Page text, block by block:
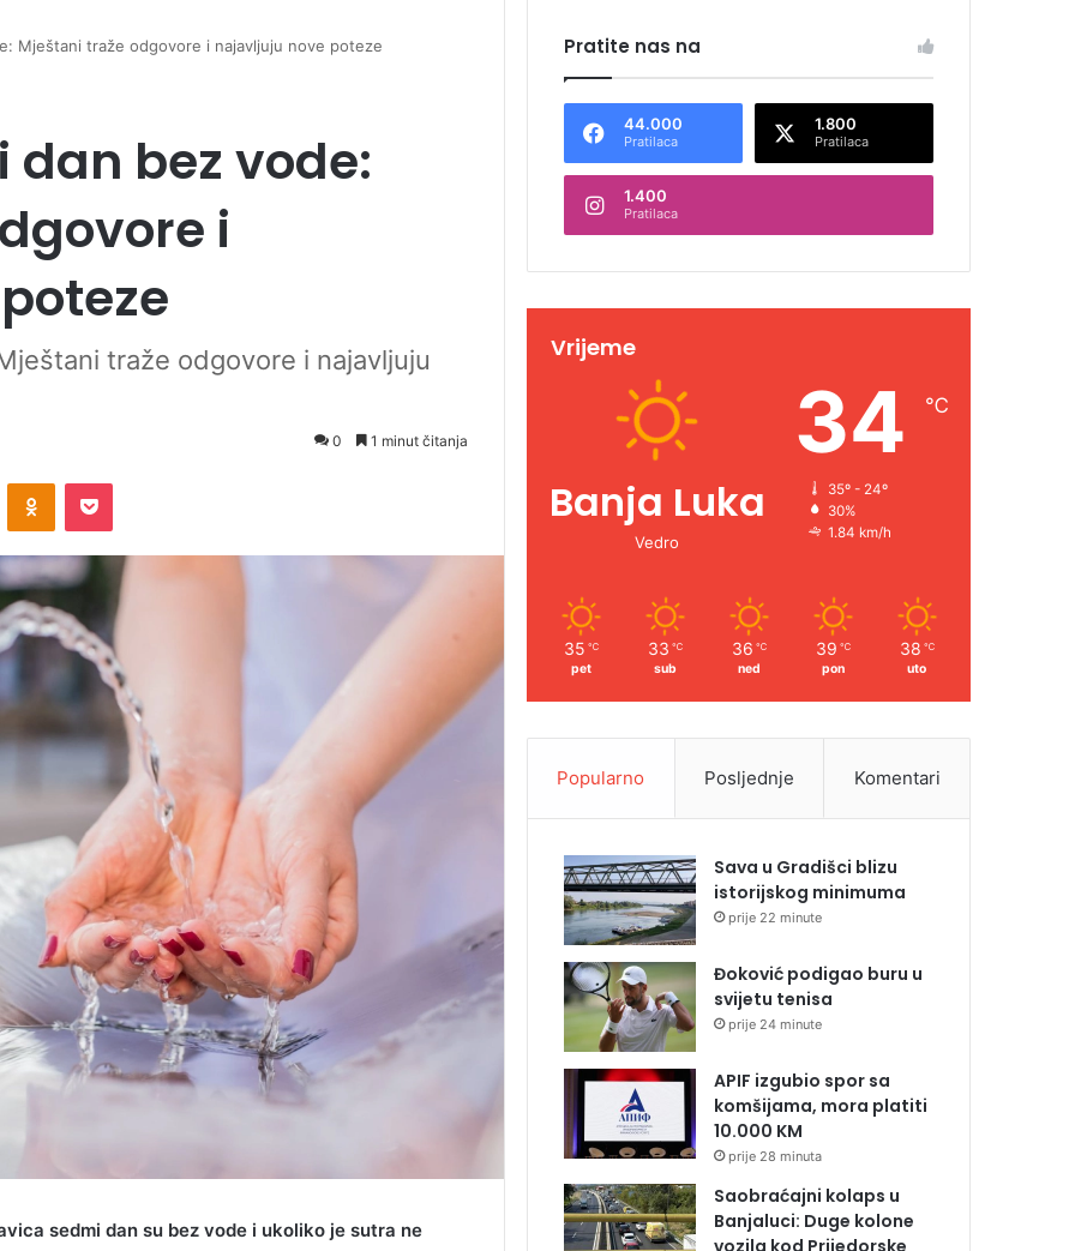
Mještani traže odgovore i najavljuju nove poteze
bez vode:
i
traže odgovore i najavljuju
0 1 minut čitanja
sedmi dan su bez vode i ukoliko je sutra ne
Pratite nas na
44.000
Pratilaca
1.800
Pratilaca
1.400
Pratilaca
Vrijeme
Banja Luka
Vedro
34 ℃
35º - 24º
30%
1.84 km/h
35 ℃
pet
33 ℃
sub
36 ℃
ned
39 ℃
pon
38 ℃
uto
Popularno Posljednje Komentari
Sava u Gradišci blizu
istorijskog minimuma
prije 22 minute
Đoković podigao buru u
svijetu tenisa
prije 24 minute
APIF izgubio spor sa
komšijama, mora platiti
10.000 KM
prije 28 minuta
Saobraćajni kolaps u
Banjaluci: Duge kolone